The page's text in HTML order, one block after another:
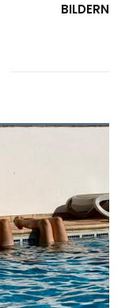
BILDERN